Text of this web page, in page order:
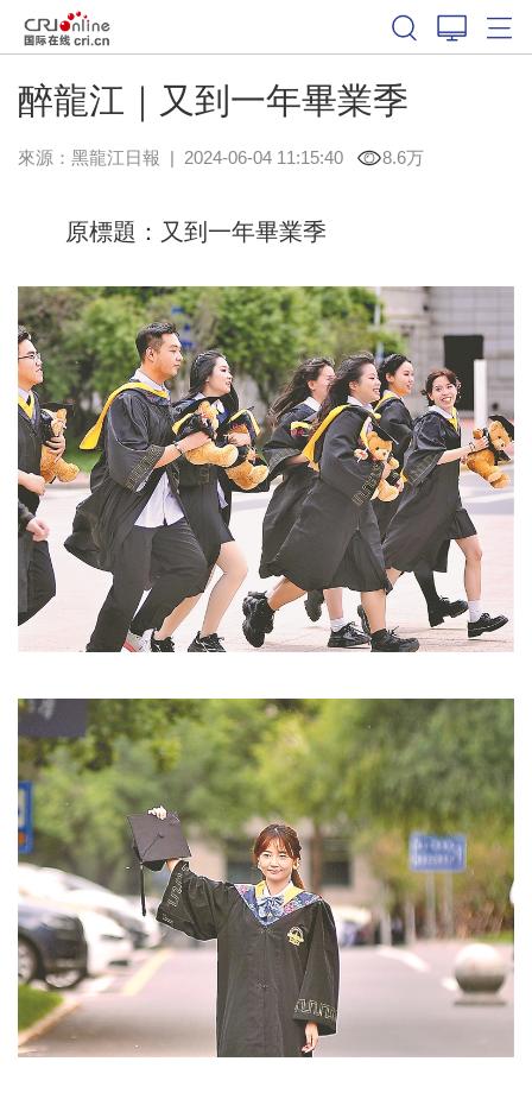
醉龍江｜又到一年畢業季
來源： 黑龍江日報 | 2024-06-04 11:15:40 8.6万
原標題：又到一年畢業季